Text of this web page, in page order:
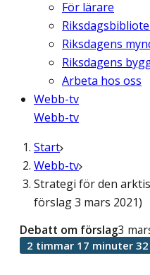
För lärare
Riksdagens
Riksdagens
Arbeta hos oss
Webb-tv
Webb-tv
Start
Webb-tv
Strategi för den
förslag 3 mars 2021)
Debatt om förslag3
2 timmar 17 minuter